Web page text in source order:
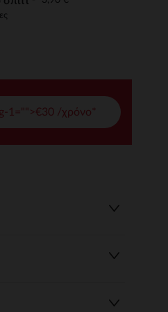
1="">€30 /χρόνο*